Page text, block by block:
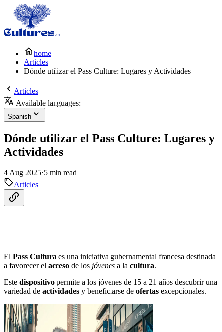
home
Articles
Dónde utilizar el Pass Culture: Lugares y Actividades
Articles
Available languages:
Spanish
Dónde utilizar el Pass Culture: Lugares y
Actividades
4 Aug 2025·5 min read
Articles
El Pass Cultura es una iniciativa gubernamental francesa destinada
a favorecer el acceso de los jóvenes a la cultura.
Este dispositivo permite a los jóvenes de 15 a 21 años descubrir una
variedad de actividades y beneficiarse de ofertas excepcionales.